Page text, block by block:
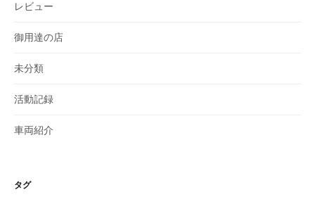
レビュー
御用達の店
未分類
活動記録
車両紹介
タグ